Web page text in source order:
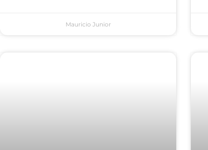
Mauricio Junior